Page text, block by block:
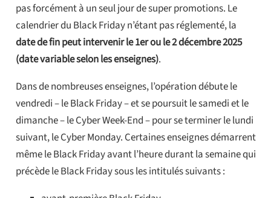
pas forcément à un seul jour de super promotions. Le
calendrier du Black Friday n’étant pas réglementé, la
date de fin peut intervenir le 1er ou le 2 décembre 2025
(date variable selon les enseignes).
Dans de nombreuses enseignes, l’opération débute le
vendredi – le Black Friday – et se poursuit le samedi et le
dimanche – le Cyber Week-End – pour se terminer le lundi
suivant, le Cyber Monday. Certaines enseignes démarrent
même le Black Friday avant l’heure durant la semaine qui
précède le Black Friday sous les intitulés suivants :